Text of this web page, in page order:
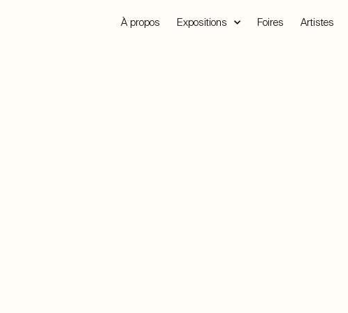
À propos Expositions Foires Artistes